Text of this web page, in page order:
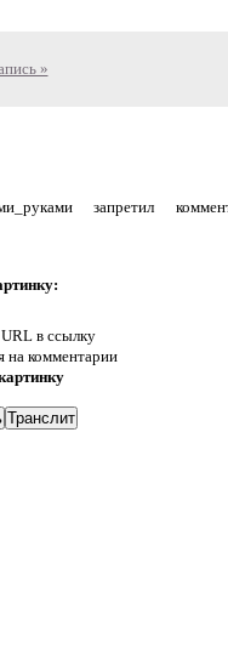
»
запретил
в ссылку
на комментарии